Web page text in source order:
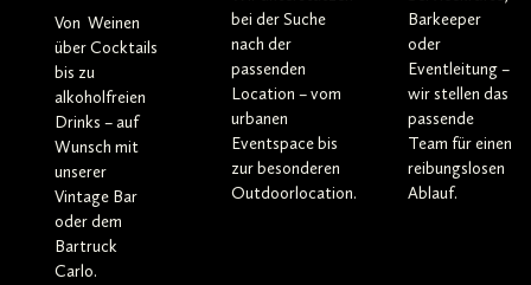
Von Weinen
über Cocktails
bis zu
alkoholfreien
Drinks – auf
Wunsch mit
unserer
Vintage Bar
oder dem
Bartruck
Carlo.
bei der Suche
nach der
passenden
Location – vom
urbanen
Eventspace bis
zur besonderen
Outdoorlocation.
Barkeeper
oder
Eventleitung –
wir stellen das
passende
Team für einen
reibungslosen
Ablauf.